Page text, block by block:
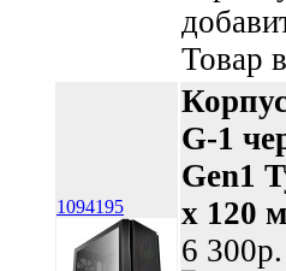
Товар
1094195
G-1
Gen1
x 120
6 300p.